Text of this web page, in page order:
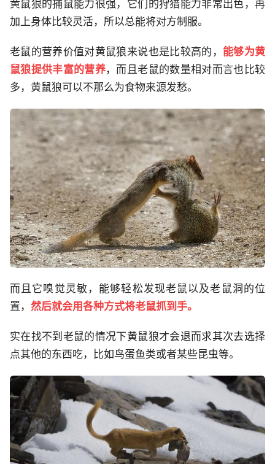
黄鼠狼的捕鼠能力很强，它们的狩猎能力非常出色，再
加上身体比较灵活，所以总能将对方制服。
老鼠的营养价值对黄鼠狼来说也是比较高的， 能够为黄
鼠狼提供丰富的营养，而且老鼠的数量相对而言也比较
多，黄鼠狼可以不那么为食物来源发愁。
而且它嗅觉灵敏，能够轻松发现老鼠以及老鼠洞的位
置， 然后就会用各种方式将老鼠抓到手。
实在找不到老鼠的情况下黄鼠狼才会退而求其次去选择
点其他的东西吃，比如鸟蛋鱼类或者某些昆虫等。